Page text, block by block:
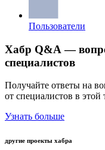
Пользователи
Хабр Q&A —
специалистов
Получайте ответы на
от специалистов в этой
Узнать больше
другие проекты хабра